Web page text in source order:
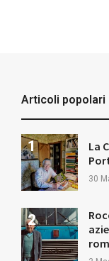
Articoli popolari
La
30